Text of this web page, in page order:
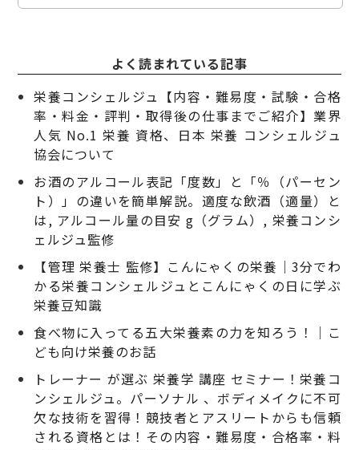
よく読まれている記事
栄養コンシェルジュ【内容・難易度・試験・合格
率・料金・評判・取得後の仕事までご紹介】業界
人気 No.1 栄養 資格、日本 栄養 コンシェルジュ
協会について
お酒のアルコール表記「度数」と「％（パーセン
ト）」の違いを簡単解説。適度な飲酒（適量）と
は, アルコール量の目安 g（グラム）, 栄養コンシ
ェルジュ監修
【管理 栄養士 監修】こんにゃくの栄養｜3分でわ
かる栄養コンシェルジュとこんにゃくの日に学ぶ
栄養豆知識
食べ物に入ってる五大栄養素の力を知ろう！｜こ
ども向け栄養のお話
トレーナー が選ぶ 栄養学 講座 セミナー！栄養コ
ンシェルジュ。パーソナル 、ボディメイクに不可
欠な技術を習得！競技者とアスリートからも信頼
される資格とは！その内容・難易度・合格率・料